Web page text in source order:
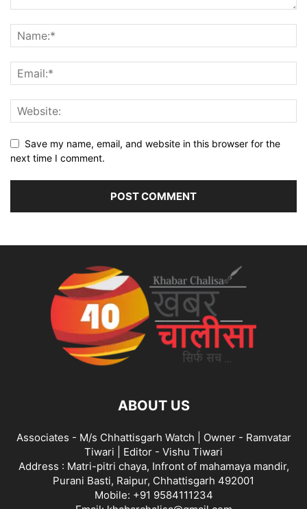
Save my name, email, and website in this browser for the
next time I comment.
ABOUT US
Associates - M/s Chhattisgarh Watch | Owner - Ramvatar
Tiwari | Editor - Vishu Tiwari
Address : Matri-pitri chaya, Infront of mahamaya mandir,
Purani Basti, Raipur, Chhattisgarh 492001
Mobile: +91 9584111234